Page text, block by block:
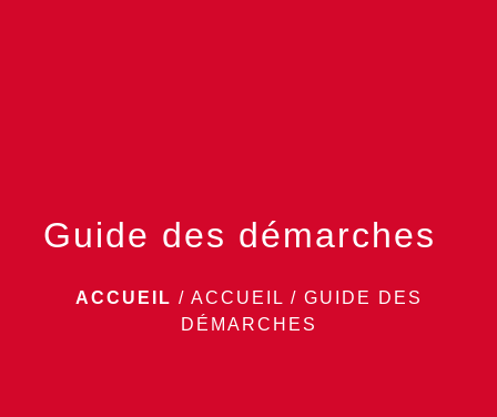
Guide des démarches
ACCUEIL / ACCUEIL / GUIDE DES
DÉMARCHES